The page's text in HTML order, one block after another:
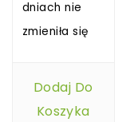
dniach nie
zmieniła się
Dodaj Do
Koszyka